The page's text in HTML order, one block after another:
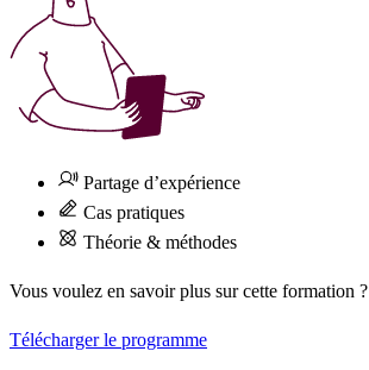
Partage d’expérience
Cas pratiques
Théorie & méthodes
Vous voulez en savoir plus sur cette formation ?
Télécharger le programme